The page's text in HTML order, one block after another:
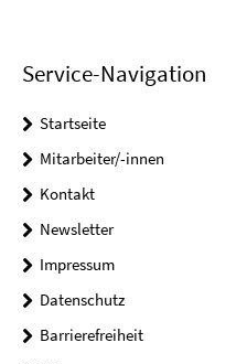
Service-Navigation
Startseite
Mitarbeiter/-innen
Kontakt
Newsletter
Impressum
Datenschutz
Barrierefreiheit